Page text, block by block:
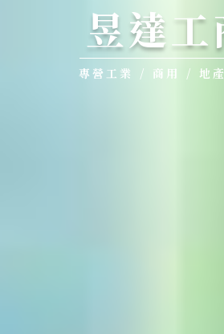
昱達
專營工業 / 商用 / 地